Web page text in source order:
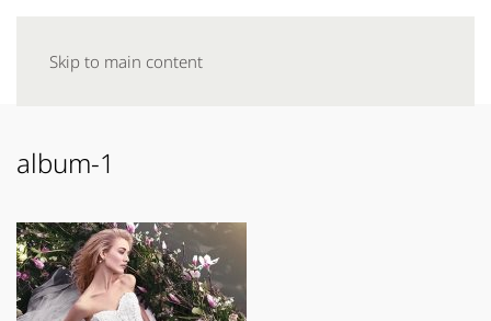
Skip to main content
album-1